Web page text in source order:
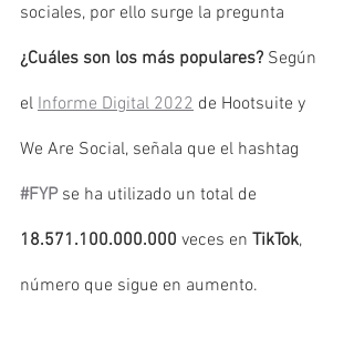
sociales, por ello surge la pregunta
¿Cuáles son los más populares? Según
el Informe Digital 2022 de Hootsuite y
We Are Social, señala que el hashtag
#FYP se ha utilizado un total de
18.571.100.000.000 veces en TikTok,
número que sigue en aumento.